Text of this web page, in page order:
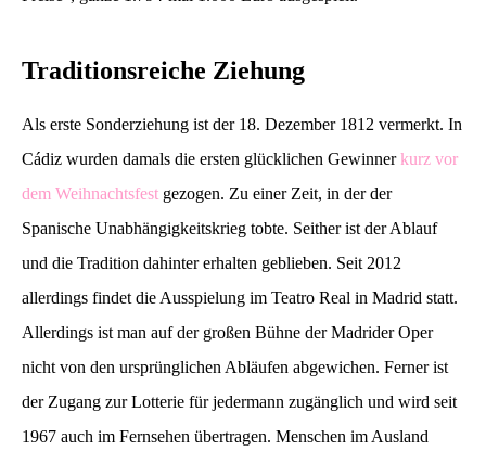
Traditionsreiche Ziehung
Als erste Sonderziehung ist der 18. Dezember 1812 vermerkt. In
Cádiz wurden damals die ersten glücklichen Gewinnerkurz vor
dem Weihnachtsfest gezogen. Zu einer Zeit, in der der
Spanische Unabhängigkeitskrieg tobte. Seither ist der Ablauf
und die Tradition dahinter erhalten geblieben. Seit 2012
allerdings findet die Ausspielung im Teatro Real in Madrid statt.
Allerdings ist man auf der großen Bühne der Madrider Oper
nicht von den ursprünglichen Abläufen abgewichen. Ferner ist
der Zugang zur Lotterie für jedermann zugänglich und wird seit
1967 auch im Fernsehen übertragen. Menschen im Ausland